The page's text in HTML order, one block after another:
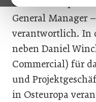
Central Europe
General Manager
verantwortlich. In
neben Daniel
Commercial) für
und
in Osteuropa